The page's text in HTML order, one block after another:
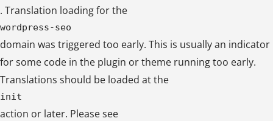
. Translation loading for the
wordpress-seo
domain was triggered too early. This is usually an indicator
for some code in the plugin or theme running too early.
Translations should be loaded at the
init
action or later. Please see